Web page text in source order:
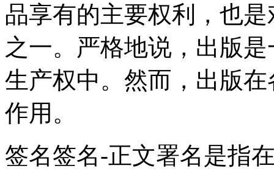
品享有的主要权利，也
之一。严格地说，出版
生产权中。然而，出版
作用。
签名签名-正文署名是指